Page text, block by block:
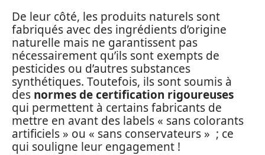
De leur côté, les produits naturels sont
fabriqués avec des ingrédients d’origine
naturelle mais ne garantissent pas
nécessairement qu’ils sont exempts de
pesticides ou d’autres substances
synthétiques. Toutefois, ils sont soumis à
des normes de certification rigoureuses
qui permettent à certains fabricants de
mettre en avant des labels « sans colorants
artificiels » ou « sans conservateurs » ; ce
qui souligne leur engagement !